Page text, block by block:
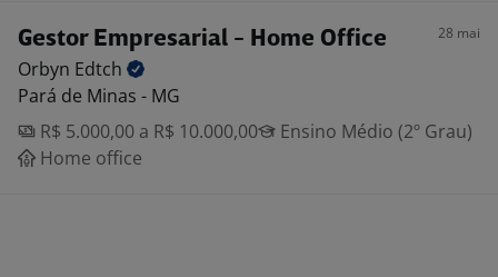
Gestor Empresarial - Home Office 28 mai
Orbyn Edtch
Pará de Minas - MG
R$ 5.000,00 a R$ 10.000,00
Ensino Médio (2º Grau)
Home office